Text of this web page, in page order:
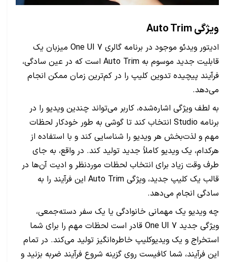
ویژگی Auto Trim
ادیتور ویدئو موجود در برنامه گالری One UI 7 میزبان یک
قابلیت جدید موسوم به Auto Trim است که در عین سادگی،
فرآیند پیچیده تدوین کلیپ را در کم‌ترین زمان ممکن انجام
می‌دهد.
به لطف ویژگی اشاره‌شده، کاربر می‌تواند چندین ویدیو را در
برنامه Studio انتخاب کند تا گوشی به طور خودکار لحظات
مهم و لذت‌بخش هر ویدیو را شناسایی کند و با استفاده از
هرکدام، یک ویدیو کاملاً جدید تولید کند. در واقع، به جای
طرف وقت زیاد برای انتخاب لحظات موردنظر و ادیت آن‌ها در
قالب یک کلیپ جدید، ویژگی Auto Trim این فرآیند را به
سادگی انجام می‌دهد.
چه ویدیو یک مهمانی خانوادگی یا یک سفر دسته‌جمعی،
ویژگی جدید One UI 7 قادر است لحظات مهم را برای شما
استخراج و یک ویدیوکلیپ خاطره‌انگیز تولید می‌کند. در تمام
این فرآیند، شما کافیست روی گزینه شروع فرآیند ضربه بزنید و